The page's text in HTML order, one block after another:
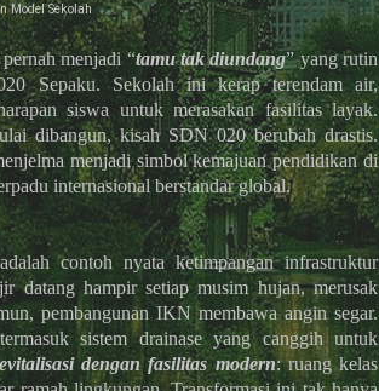
Model Sekolah
menjadi “tamu tak diundang” yang rutin
Sepaku. Sekolah ini kerap terendam air,
siswa untuk merasakan fasilitas layak.
dibangun, kisah SDN 020 berubah drastis.
menjadi simbol kemajuan pendidikan di
internasional berstandar global.
contoh nyata ketimpangan infrastruktur
datang hampir setiap musim hujan, merusak
pembangunan IKN membawa angin segar.
sistem drainase yang canggih untuk
dengan fasilitas modern: ruang kelas